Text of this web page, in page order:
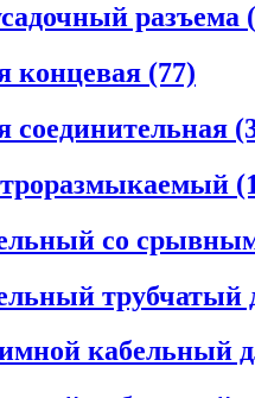
разъема
концевая (77)
со
трубчатый
кабельный